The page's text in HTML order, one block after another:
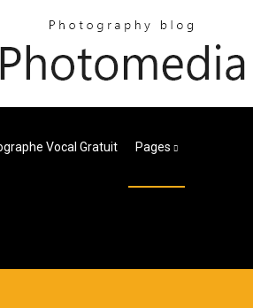
Vocal Gratuit Pages